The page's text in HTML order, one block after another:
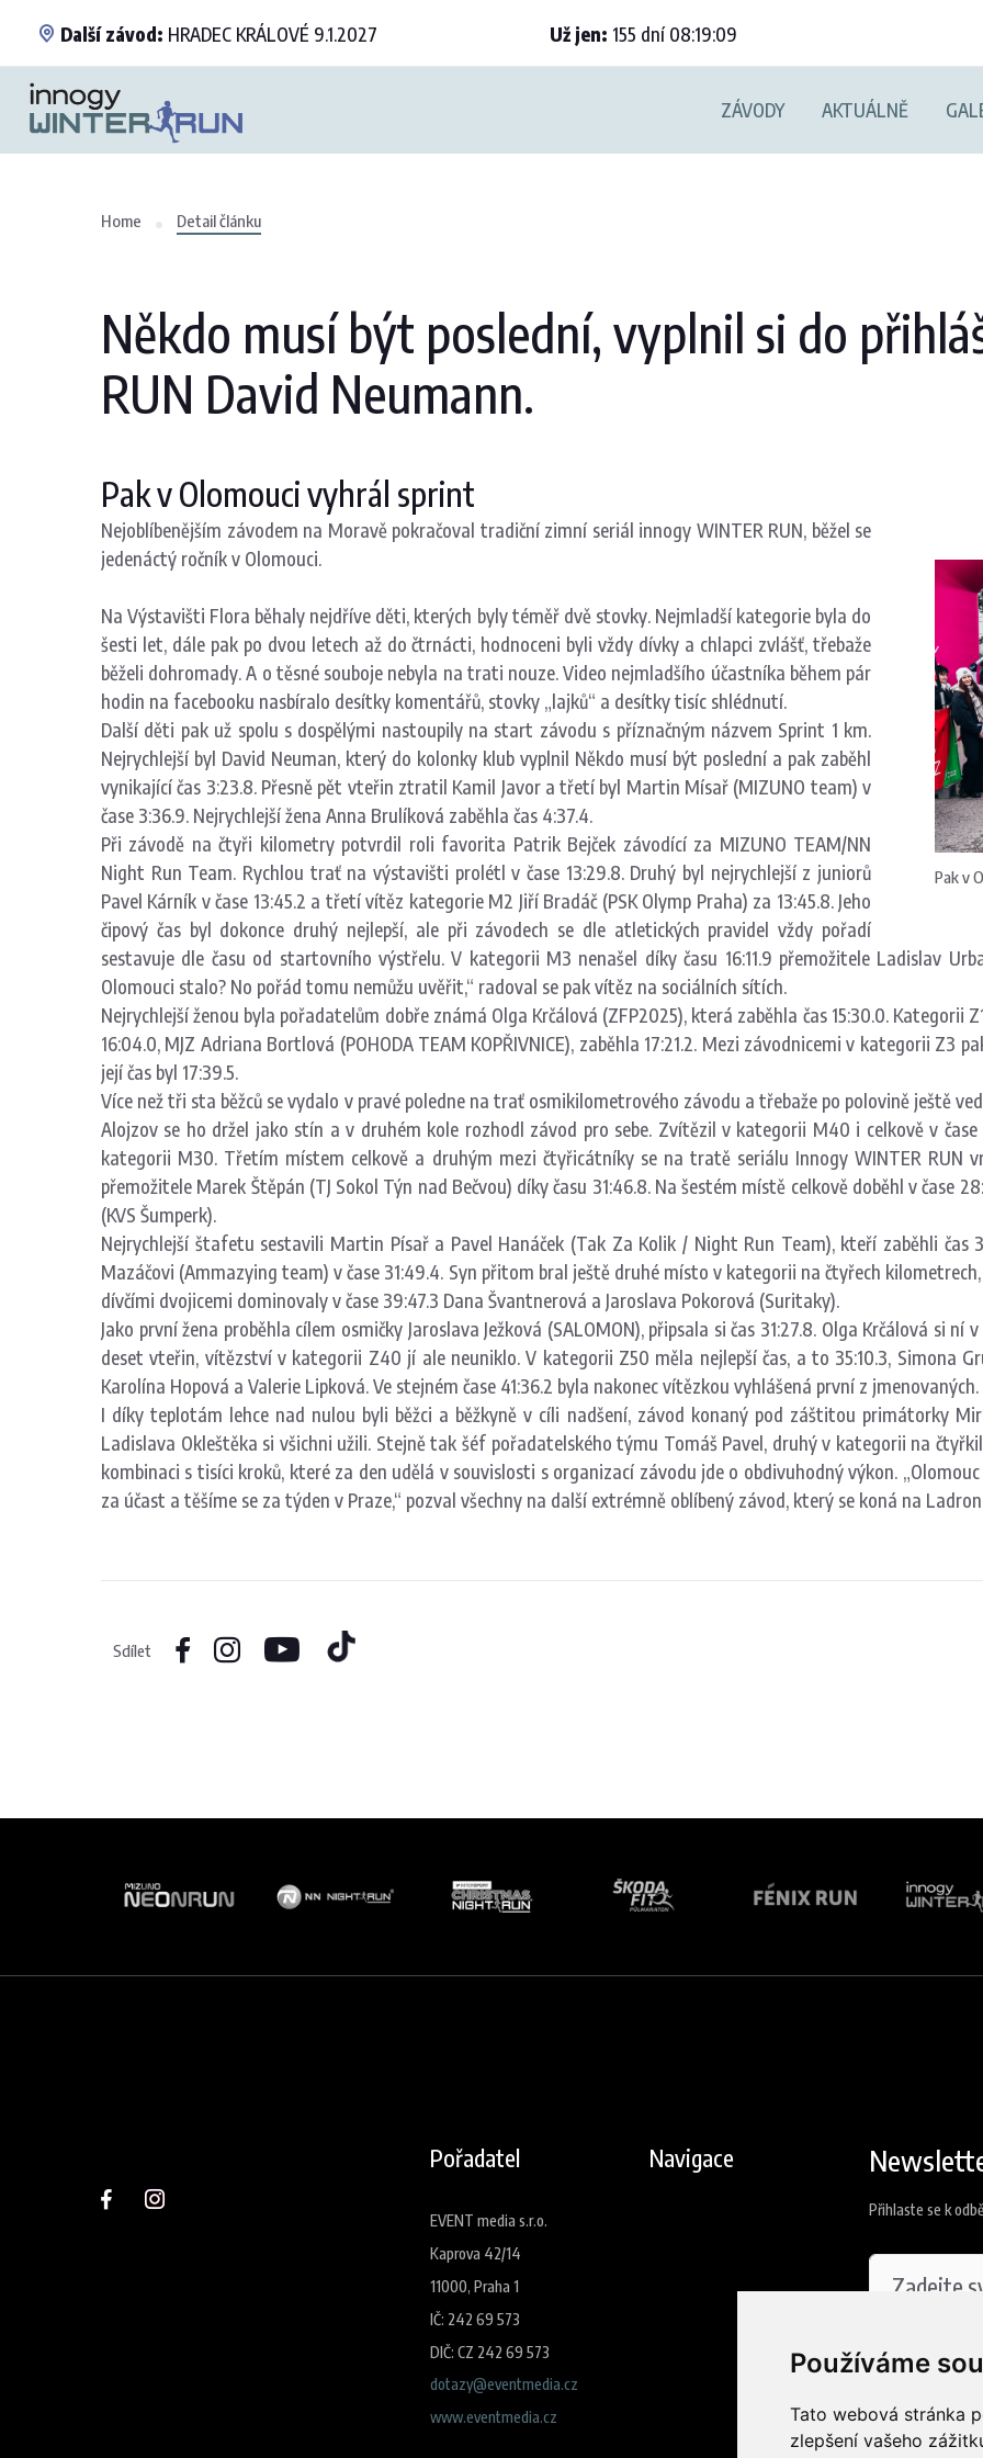
Používáme
Tato webová stránka
zlepšení vašeho
Další závod: HRADEC KRÁLOVÉ 9.1.2027 Už jen: 155 dní 08:19:08
ZÁVODY AKTUÁLNĚ
Home Detail článku
Někdo musí být poslední, vyplnil si do
RUN David Neumann.
Pak v Olomouci vyhrál sprint
Pak v
Nejoblíbenějším závodem na Moravě pokračoval tradiční zimní seriál innogy WINTER RUN, běžel se
jedenáctý ročník v Olomouci.
Na Výstavišti Flora běhaly nejdříve děti, kterých byly téměř dvě stovky. Nejmladší kategorie byla do
šesti let, dále pak po dvou letech až do čtrnácti, hodnoceni byli vždy dívky a chlapci zvlášť, třebaže
běželi dohromady. A o těsné souboje nebyla na trati nouze. Video nejmladšího účastníka během pár
hodin na facebooku nasbíralo desítky komentářů, stovky „lajků“ a desítky tisíc shlédnutí.
Další děti pak už spolu s dospělými nastoupily na start závodu s příznačným názvem Sprint 1 km.
Nejrychlejší byl David Neuman, který do kolonky klub vyplnil Někdo musí být poslední a pak zaběhl
vynikající čas 3:23.8. Přesně pět vteřin ztratil Kamil Javor a třetí byl Martin Mísař (MIZUNO team) v
čase 3:36.9. Nejrychlejší žena Anna Brulíková zaběhla čas 4:37.4.
Při závodě na čtyři kilometry potvrdil roli favorita Patrik Bejček závodící za MIZUNO TEAM/NN
Night Run Team. Rychlou trať na výstavišti prolétl v čase 13:29.8. Druhý byl nejrychlejší z juniorů
Pavel Kárník v čase 13:45.2 a třetí vítěz kategorie M2 Jiří Bradáč (PSK Olymp Praha) za 13:45.8. Jeho
čipový čas byl dokonce druhý nejlepší, ale při závodech se dle atletických pravidel vždy pořadí
sestavuje dle času od startovního výstřelu. V kategorii M3 nenašel díky času 16:11.9 přemožitele Ladislav
Olomouci stalo? No pořád tomu nemůžu uvěřit,“ radoval se pak vítěz na sociálních sítích.
Nejrychlejší ženou byla pořadatelům dobře známá Olga Krčálová (ZFP2025), která zaběhla čas 15:30.0. Kategorii
16:04.0, MJZ Adriana Bortlová (POHODA TEAM KOPŘIVNICE), zaběhla 17:21.2. Mezi závodnicemi v kategorii Z3
její čas byl 17:39.5.
Více než tři sta běžců se vydalo v pravé poledne na trať osmikilometrového závodu a třebaže po polovině ještě
Alojzov se ho držel jako stín a v druhém kole rozhodl závod pro sebe. Zvítězil v kategorii M40 i celkově v čase
kategorii M30. Třetím místem celkově a druhým mezi čtyřicátníky se na tratě seriálu Innogy WINTER RUN
přemožitele Marek Štěpán (TJ Sokol Týn nad Bečvou) díky času 31:46.8. Na šestém místě celkově doběhl v čase
(KVS Šumperk).
Nejrychlejší štafetu sestavili Martin Písař a Pavel Hanáček (Tak Za Kolik / Night Run Team), kteří zaběhli
Mazáčovi (Ammazying team) v čase 31:49.4. Syn přitom bral ještě druhé místo v kategorii na čtyřech
dívčími dvojicemi dominovaly v čase 39:47.3 Dana Švantnerová a Jaroslava Pokorová (Suritaky).
Jako první žena proběhla cílem osmičky Jaroslava Ježková (SALOMON), připsala si čas 31:27.8. Olga Krčálová si
deset vteřin, vítězství v kategorii Z40 jí ale neuniklo. V kategorii Z50 měla nejlepší čas, a to 35:10.3, Simona
Karolína Hopová a Valerie Lipková. Ve stejném čase 41:36.2 byla nakonec vítězkou vyhlášená první z jmenovaných.
I díky teplotám lehce nad nulou byli běžci a běžkyně v cíli nadšení, závod konaný pod záštitou primátorky
Ladislava Okleštěka si všichni užili. Stejně tak šéf pořadatelského týmu Tomáš Pavel, druhý v kategorii na
kombinaci s tisíci kroků, které za den udělá v souvislosti s organizací závodu jde o obdivuhodný výkon.
za účast a těšíme se za týden v Praze,“ pozval všechny na další extrémně oblíbený závod, který se koná na
Sdílet
Pořadatel
EVENT media s.r.o.
Kaprova 42/14
11000, Praha 1
IČ: 242 69 573
DIČ: CZ 242 69 573
dotazy@eventmedia.cz
www.eventmedia.cz
Navigace
Přihlaste se k